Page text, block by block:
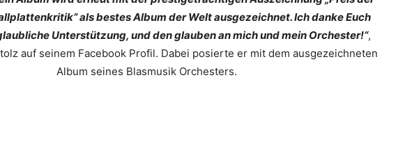
als bestes Album der Welt ausgezeichnet. Ich danke Euch
Unterstützung, und den glauben an mich und mein Orchester!“,
auf seinem Facebook Profil. Dabei posierte er mit dem ausgezeichneten
Album seines Blasmusik Orchesters.